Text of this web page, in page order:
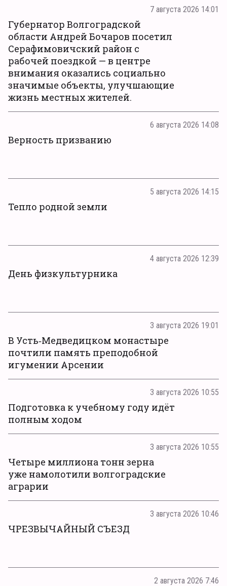
7 августа 2026 14:01
Губернатор Волгоградской
области Андрей Бочаров посетил
Серафимовичский район с
рабочей поездкой — в центре
внимания оказались социально
значимые объекты, улучшающие
жизнь местных жителей.
6 августа 2026 14:08
Верность призванию
5 августа 2026 14:15
Тепло родной земли
4 августа 2026 12:39
День физкультурника
3 августа 2026 19:01
В Усть‑Медведицком монастыре
почтили память преподобной
игумении Арсении
3 августа 2026 10:55
Подготовка к учебному году идёт
полным ходом
3 августа 2026 10:55
Четыре миллиона тонн зерна
уже намолотили волгоградские
аграрии
3 августа 2026 10:46
ЧРЕЗВЫЧАЙНЫЙ СЪЕЗД
2 августа 2026 7:46